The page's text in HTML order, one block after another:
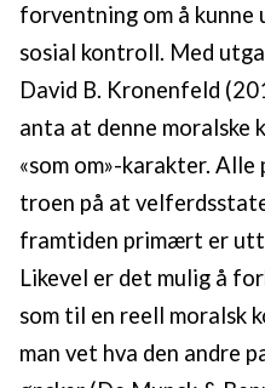
forventning om å kunne
sosial kontroll. Med
David B. Kronenfeld
anta at denne moralske
«som om»-karakter.
troen på at
framtiden primært er
Likevel er det mulig å
som til en reell moralsk
man vet hva den andre